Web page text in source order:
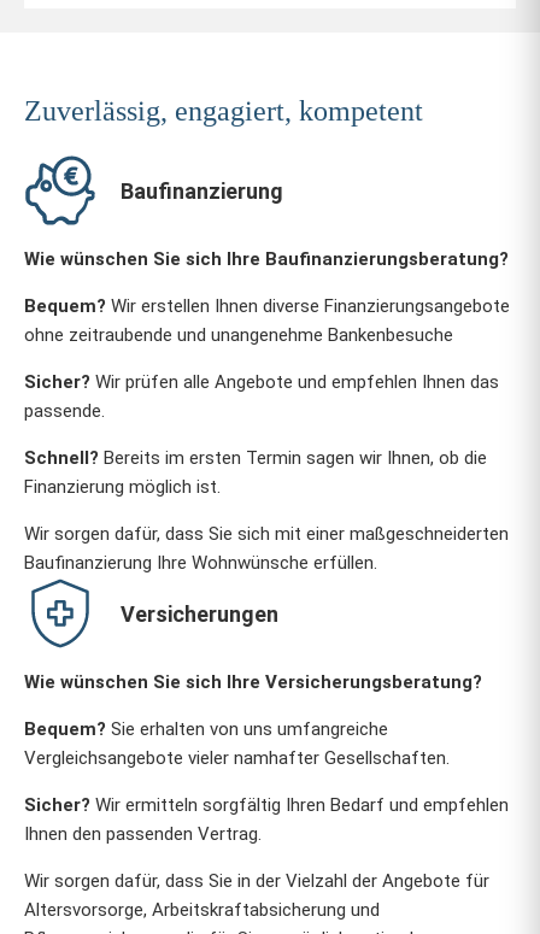
Zuverlässig, engagiert, kompetent
Baufinanzierung
Wie wünschen Sie sich Ihre Baufinanzierungsberatung?
Bequem? Wir erstellen Ihnen diverse Finanzierungsangebote
ohne zeitraubende und unangenehme Bankenbesuche
Sicher? Wir prüfen alle Angebote und empfehlen Ihnen das
passende.
Schnell? Bereits im ersten Termin sagen wir Ihnen, ob die
Finanzierung möglich ist.
Wir sorgen dafür, dass Sie sich mit einer maßgeschneiderten
Baufinanzierung Ihre Wohnwünsche erfüllen.
Versicherungen
Wie wünschen Sie sich Ihre Versicherungsberatung?
Bequem? Sie erhalten von uns umfangreiche
Vergleichsangebote vieler namhafter Gesellschaften.
Sicher? Wir ermitteln sorgfältig Ihren Bedarf und empfehlen
Ihnen den passenden Vertrag.
Wir sorgen dafür, dass Sie in der Vielzahl der Angebote für
Altersvorsorge, Arbeitskraftabsicherung und